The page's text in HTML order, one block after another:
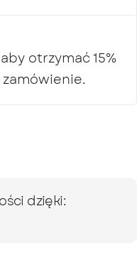
aby otrzymać 15%
dzięki: